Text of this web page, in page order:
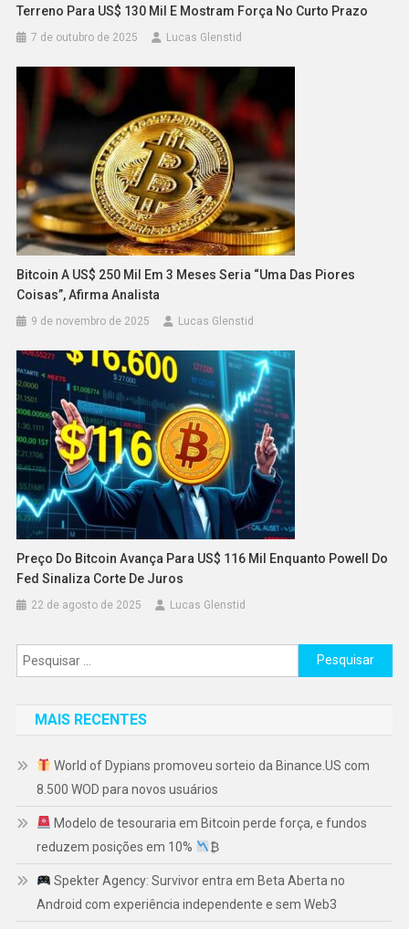
Terreno Para US$ 130 Mil E Mostram Força No Curto Prazo
7 de outubro de 2025 Lucas Glenstid
Bitcoin A US$ 250 Mil Em 3 Meses Seria “uma Das Piores
Coisas”, Afirma Analista
9 de novembro de 2025 Lucas Glenstid
Preço Do Bitcoin Avança Para US$ 116 Mil Enquanto Powell Do
Fed Sinaliza Corte De Juros
22 de agosto de 2025 Lucas Glenstid
Pesquisar
por:
MAIS RECENTES
World of Dypians promoveu sorteio da Binance.US com
8.500 WOD para novos usuários
Modelo de tesouraria em Bitcoin perde força, e fundos
reduzem posições em 10%
₿
Spekter Agency: Survivor entra em Beta Aberta no
Android com experiência independente e sem Web3